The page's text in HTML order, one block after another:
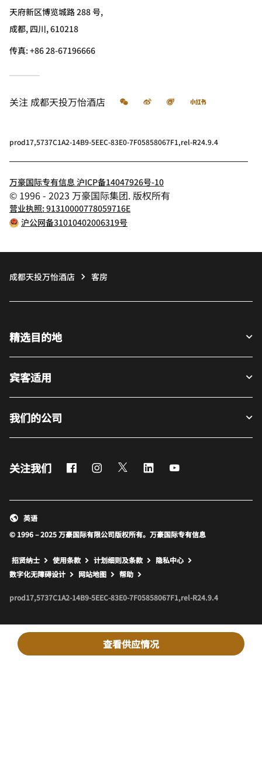
查看供应情况
天府新区博览城路 288 号,
成都, 四川, 610218
传真:+86 28-67196666
关注 成都天投万怡酒店 微信 微博 飞猪 小红书
prod17,5737C1A2-14B9-5EEC-83E0-7F05858067F1,rel-R24.9.4
万豪国际专有信息 沪ICP备14047926号-10
© 1996 - 2023 万豪国际集团. 版权所有
营业执照: 91310000778059716E
沪公网备31010402006319号
成都天投万怡酒店 客房
精选目的地
宾客适用
我们的公司
关注我们 FacebookInstagram
Twitter LinkedIn
© 1996 – 2025 万豪国际有限公司版权所有。万豪国际专有信息
英语
招贤纳士 使用条款 计划细则及条款
隐私中心
数字化无障碍设计
网站地图 打开新窗口
帮助
prod17,5737C1A2-14B9-5EEC-83E0-7F05858067F1,rel-R24.9.4